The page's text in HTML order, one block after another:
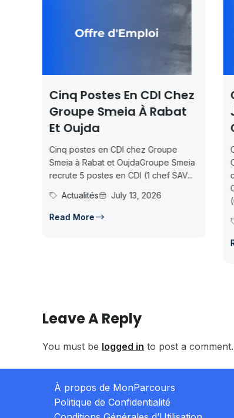
CDI Chez
Rabat
Smeia
(1 chef SAV...
Oncorad Group —
Journées Portes
Ouvertes À Nador
Oncorad Group — Journées Portes
Ouvertes à NadorOncorad Group
organise des Journées Portes
(09h-17h)...
Leave A Reply
You must be logged in to post a comment.
À propos de MonParcours
Politique de Confidentialité